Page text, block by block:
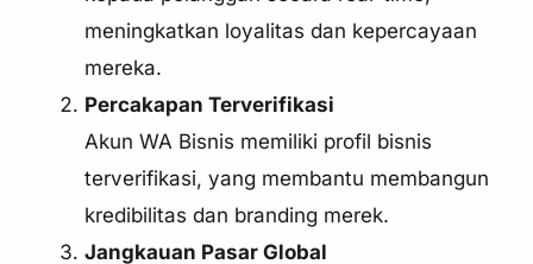
meningkatkan loyalitas dan kepercayaan
mereka.
Percakapan Terverifikasi
Akun WA Bisnis memiliki profil bisnis
terverifikasi, yang membantu membangun
kredibilitas dan branding merek.
Jangkauan Pasar Global